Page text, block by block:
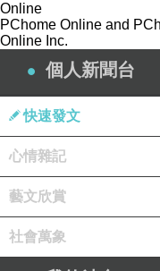
很美的地方
Online
PChome Online and
Online Inc.
個人新聞台
快速發文
心情雜記
藝文欣賞
社會萬象